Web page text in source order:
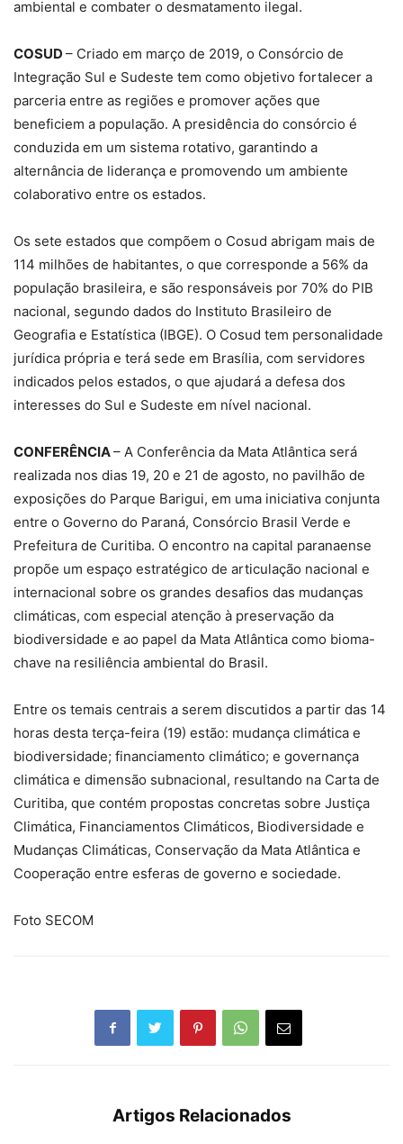
ambiental e combater o desmatamento ilegal.
COSUD – Criado em março de 2019, o Consórcio de
Integração Sul e Sudeste tem como objetivo fortalecer a
parceria entre as regiões e promover ações que
beneficiem a população. A presidência do consórcio é
conduzida em um sistema rotativo, garantindo a
alternância de liderança e promovendo um ambiente
colaborativo entre os estados.
Os sete estados que compõem o Cosud abrigam mais de
114 milhões de habitantes, o que corresponde a 56% da
população brasileira, e são responsáveis por 70% do PIB
nacional, segundo dados do Instituto Brasileiro de
Geografia e Estatística (IBGE). O Cosud tem personalidade
jurídica própria e terá sede em Brasília, com servidores
indicados pelos estados, o que ajudará a defesa dos
interesses do Sul e Sudeste em nível nacional.
CONFERÊNCIA– A Conferência da Mata Atlântica será
realizada nos dias 19, 20 e 21 de agosto, no pavilhão de
exposições do Parque Barigui, em uma iniciativa conjunta
entre o Governo do Paraná, Consórcio Brasil Verde e
Prefeitura de Curitiba. O encontro na capital paranaense
propõe um espaço estratégico de articulação nacional e
internacional sobre os grandes desafios das mudanças
climáticas, com especial atenção à preservação da
biodiversidade e ao papel da Mata Atlântica como bioma-
chave na resiliência ambiental do Brasil.
Entre os temais centrais a serem discutidos a partir das 14
horas desta terça-feira (19) estão: mudança climática e
biodiversidade; financiamento climático; e governança
climática e dimensão subnacional, resultando na Carta de
Curitiba, que contém propostas concretas sobre Justiça
Climática, Financiamentos Climáticos, Biodiversidade e
Mudanças Climáticas, Conservação da Mata Atlântica e
Cooperação entre esferas de governo e sociedade.
Foto SECOM
Artigos Relacionados